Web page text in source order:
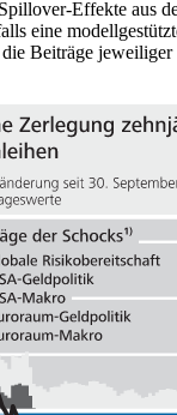
Effekte aus
eine
Beiträge jeweiliger